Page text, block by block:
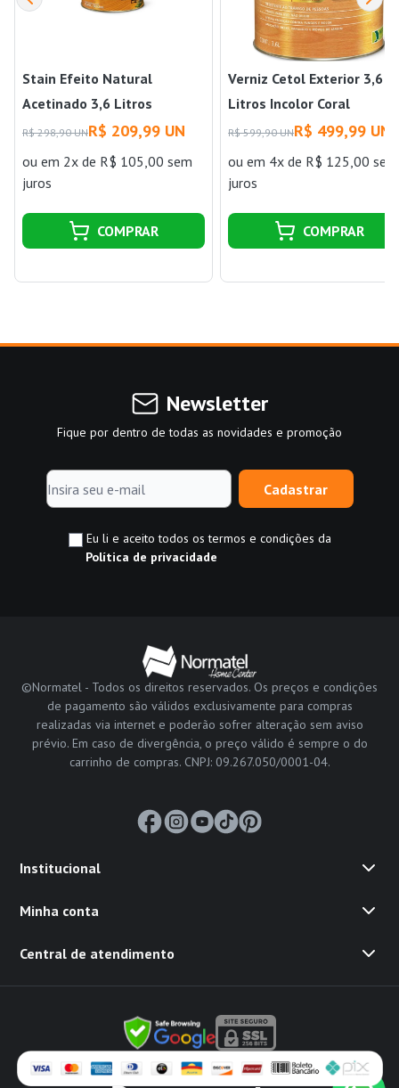
Stain Efeito Natural
Acetinado 3,6 Litros
Sparlack
R$ 298,90 UNR$ 209,99 UN
ou em 2x de R$ 105,00 sem
juros
COMPRAR
Verniz Cetol Exterior 3,6
Litros Incolor Coral
R$ 599,90 UNR$ 499,99 UN
ouem 4x de R$ 125,00 sem
juros
COMPRAR
Newsletter
Fique por dentro de todas as novidades e promoção
Cadastrar
Eu li e aceito todos os termos e condições da
Política de privacidade
©Normatel - Todos os direitos reservados. Os preços e condições
de pagamento são válidos exclusivamente para compras
realizadas via internet e poderão sofrer alteração sem aviso
prévio. Em caso de divergência, o preço válido é sempre o do
carrinho de compras. CNPJ: 09.267.050/0001-04.
Institucional
Minha conta
Central de atendimento